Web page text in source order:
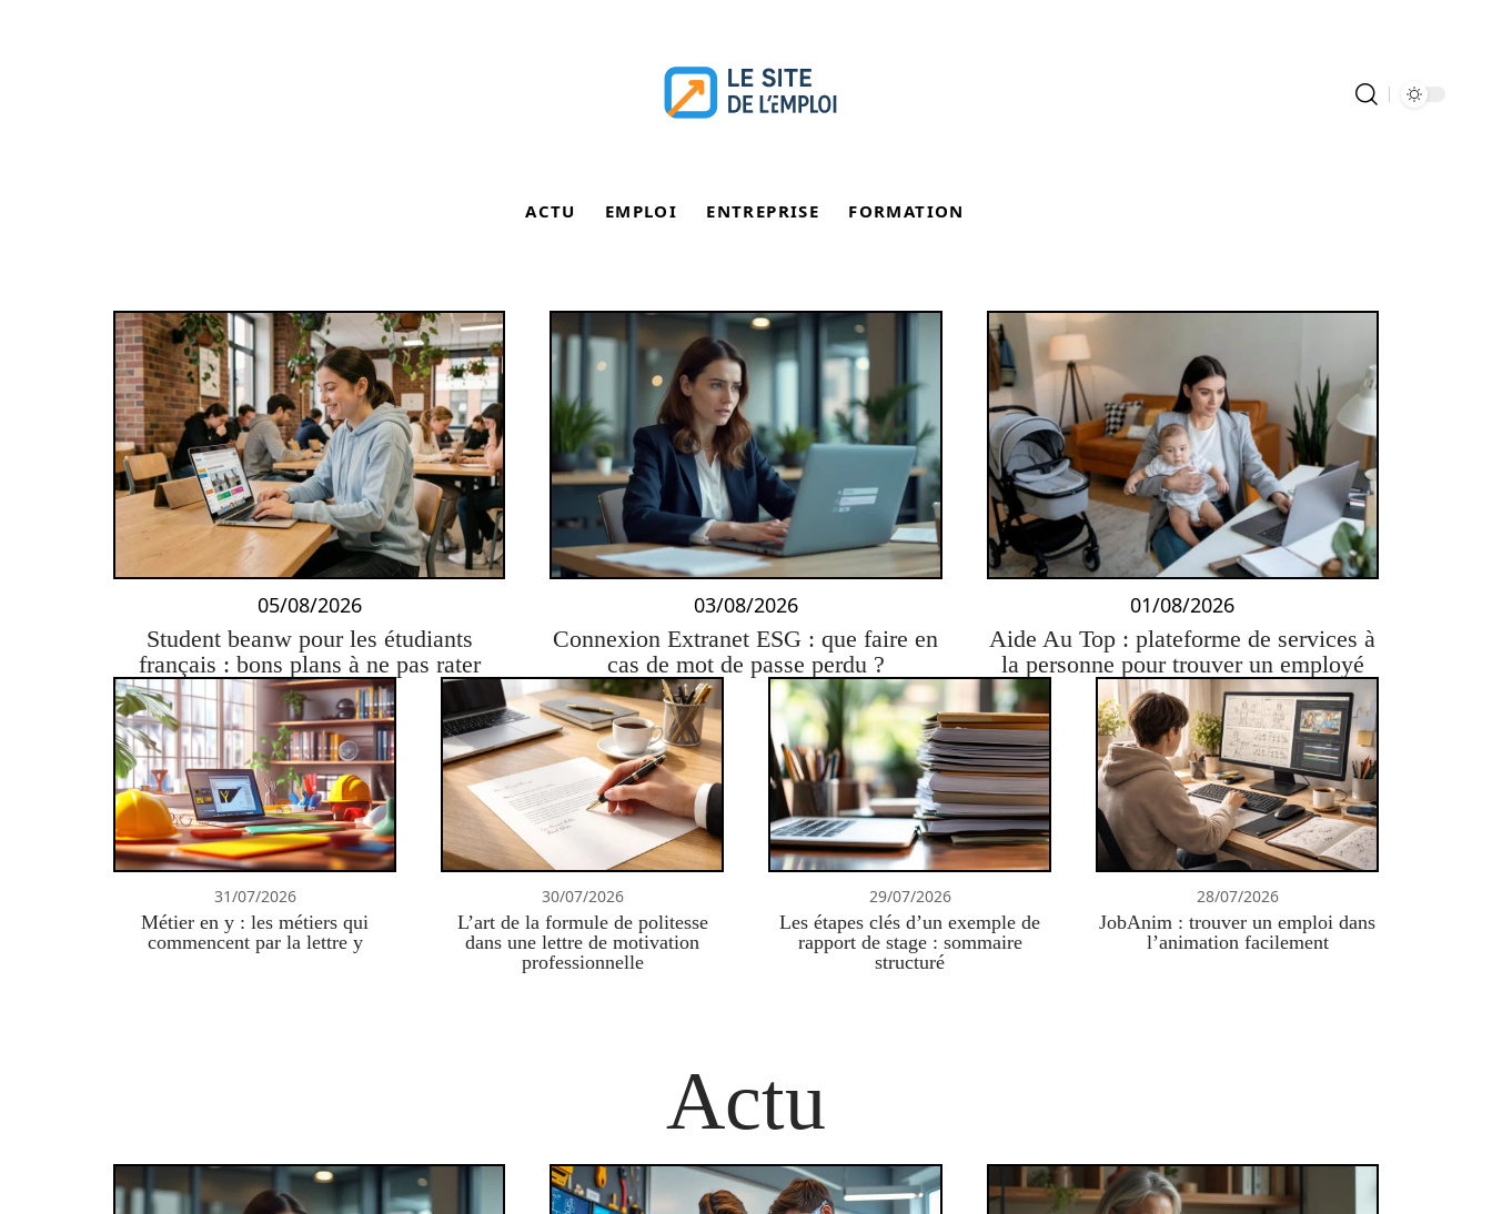
ACTU EMPLOI ENTREPRISE FORMATION
05/08/2026
Student beanw pour les étudiants
français : bons plans à ne pas rater
03/08/2026
Connexion Extranet ESG : que faire en
cas de mot de passe perdu ?
01/08/2026
Aide Au Top : plateforme de services à
la personne pour trouver un employé
31/07/2026
Métier en y : les métiers qui
commencent par la lettre y
30/07/2026
L’art de la formule de politesse
dans une lettre de motivation
professionnelle
29/07/2026
Les étapes clés d’un exemple de
rapport de stage : sommaire
structuré
28/07/2026
JobAnim : trouver un emploi dans
l’animation facilement
Actu